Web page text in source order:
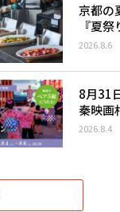
京都の
『夏
2026.8.6
8月31
秦映画
2026.8.4